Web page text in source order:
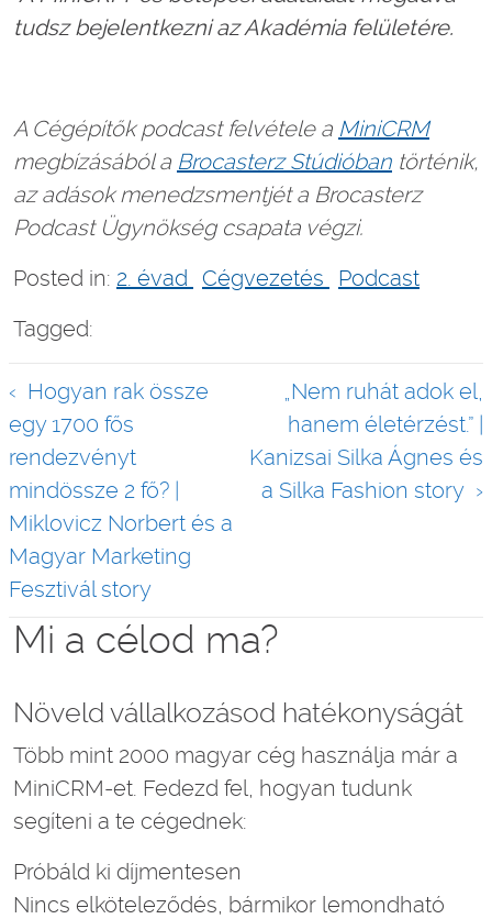
tudsz bejelentkezni az Akadémia felületére.
A Cégépítők podcast felvétele a MiniCRM
megbízásából a Brocasterz Stúdióban történik,
az adások menedzsmentjét a Brocasterz
Podcast Ügynökség csapata végzi.
Posted in: 2. évad Cégvezetés
Podcast
Tagged:
Bejegyzés
navigáció
Hogyan rak össze
egy 1700 fős
rendezvényt
mindössze 2 fő? |
Miklovicz Norbert és a
Magyar Marketing
Fesztivál story
„Nem ruhát adok el,
hanem életérzést.” |
Kanizsai Silka Ágnes és
a Silka Fashion story
Mi a célod ma?
Növeld vállalkozásod hatékonyságát
Több mint 2000 magyar cég használja már a
MiniCRM-et. Fedezd fel, hogyan tudunk
segíteni a te cégednek:
Próbáld ki díjmentesen
Nincs elköteleződés, bármikor lemondható